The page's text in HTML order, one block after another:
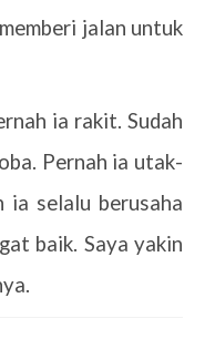
jalan untuk
ia rakit. Sudah
Pernah ia utak-
selalu berusaha
baik. Saya yakin